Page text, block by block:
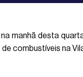
manhã desta
combustíveis na